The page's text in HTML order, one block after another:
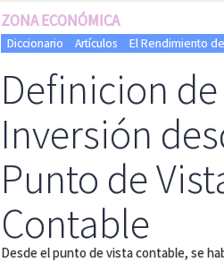
ZONA ECONÓMICA
Diccionario Artículos El Rendimiento
Definicion de
Inversión
Punto de
Contable
Desde el punto de vista contable, se